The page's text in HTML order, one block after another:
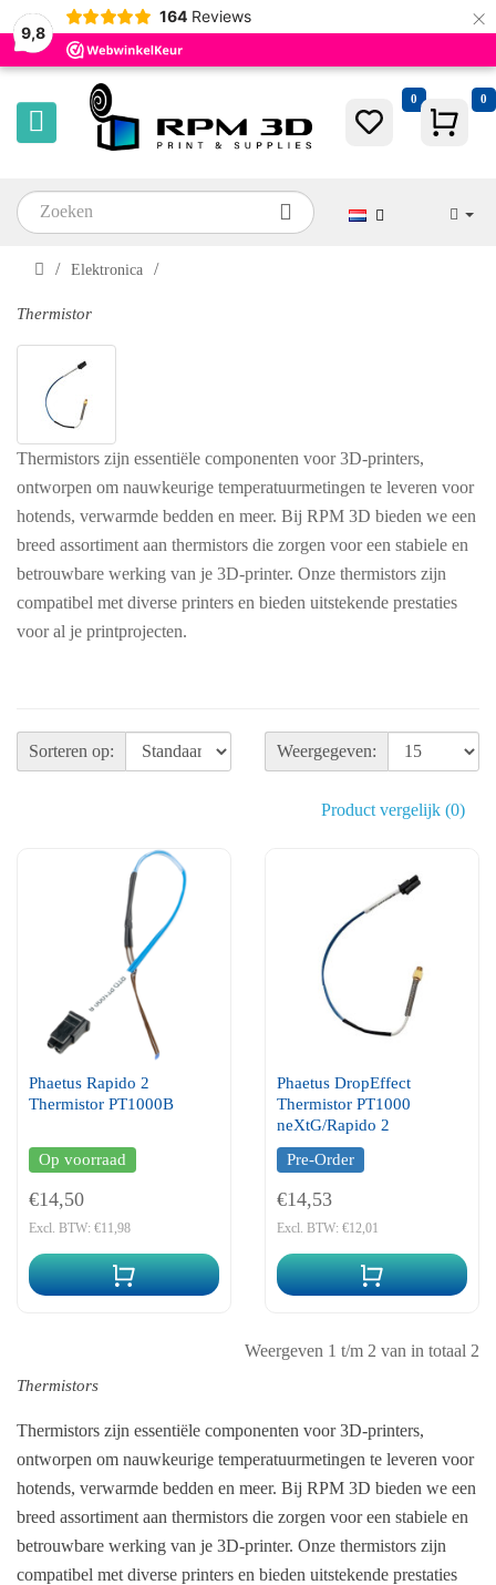
9,8
164 Reviews ×
0 0
Elektronica
Thermistor
Thermistors zijn essentiële componenten voor 3D-printers,
ontworpen om nauwkeurige temperatuurmetingen te leveren voor
hotends, verwarmde bedden en meer. Bij RPM 3D bieden we een
breed assortiment aan thermistors die zorgen voor een stabiele en
betrouwbare werking van je 3D-printer. Onze thermistors zijn
compatibel met diverse printers en bieden uitstekende prestaties
voor al je printprojecten.
Sorteren op: Weergegeven:
Product vergelijk (0)
Phaetus Rapido 2
Thermistor PT1000B
Op voorraad
€14,50
Excl. BTW: €11,98
Phaetus DropEffect
Thermistor PT1000
neXtG/Rapido 2
Pre-Order
€14,53
Excl. BTW: €12,01
Weergeven 1 t/m 2 van in totaal 2
Thermistors
Thermistors zijn essentiële componenten voor 3D-printers,
ontworpen om nauwkeurige temperatuurmetingen te leveren voor
hotends, verwarmde bedden en meer. Bij RPM 3D bieden we een
breed assortiment aan thermistors die zorgen voor een stabiele en
betrouwbare werking van je 3D-printer. Onze thermistors zijn
compatibel met diverse printers en bieden uitstekende prestaties